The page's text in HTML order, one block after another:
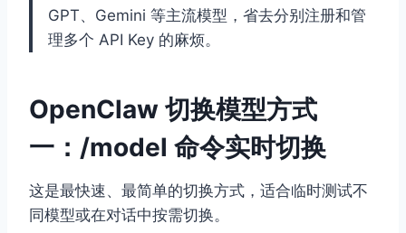
GPT、Gemini 等主流模型，省去分别注册和管
理多个 API Key 的麻烦。
OpenClaw 切换模型方式
一：/model 命令实时切换
这是最快速、最简单的切换方式，适合临时测试不
同模型或在对话中按需切换。